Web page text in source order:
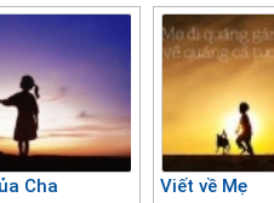
Cha Viết về Mẹ